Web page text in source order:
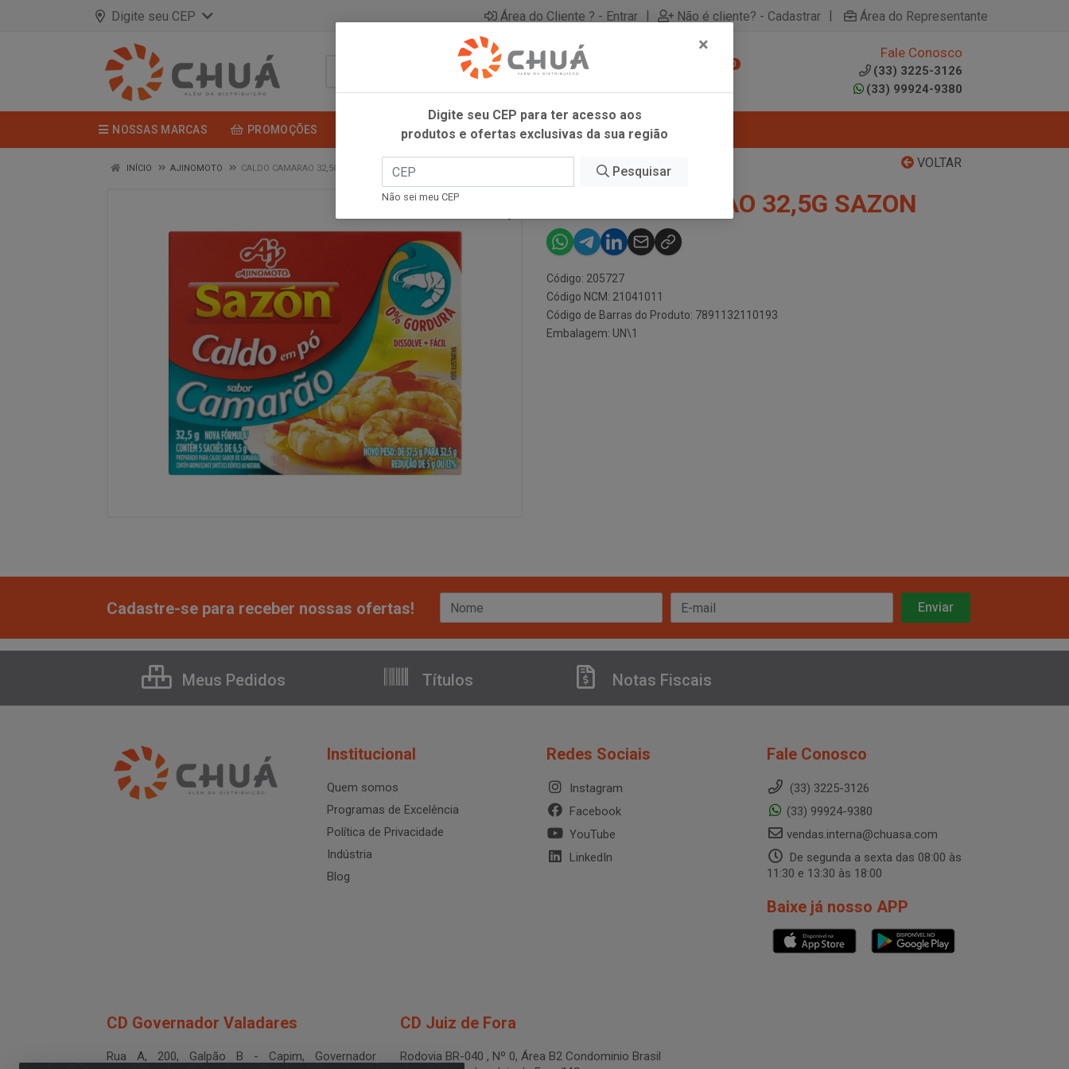
Digite seu CEP Área do Cliente ? - Entrar | Não é cliente? - Cadastrar | Área do Representante
0
Fale Conosco
(33) 3225-3126
(33) 99924-9380
NOSSAS MARCAS PROMOÇÕES
VOLTAR
INÍCIO AJINOMOTO CALDO CAMARAO 32,5G SAZON
CALDO CAMARAO 32,5G SAZON
Código: 205727
Código NCM: 21041011
Código de Barras do Produto: 7891132110193
Embalagem: UN\1
Cadastre-se para receber nossas ofertas!
Meus Pedidos Títulos Notas Fiscais
Institucional
Quem somos
Programas de Excelência
Política de Privacidade
Indústria
Blog
Redes Sociais
Instagram
Facebook
YouTube
LinkedIn
Fale Conosco
(33) 3225-3126
(33) 99924-9380
vendas.interna@chuasa.com
De segunda a sexta das 08:00 às
11:30 e 13:30 às 18:00
Baixe já nosso APP
CD Governador Valadares
Rua A, 200, Galpão B - Capim, Governador
CD Juiz de Fora
Rodovia BR-040 , Nº 0, Área B2 Condominio Brasil
×
Digite seu CEP para ter acesso aos
produtos e ofertas exclusivas da sua região
Pesquisar
Não sei meu CEP